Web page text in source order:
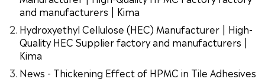
and manufacturers | Kima
Hydroxyethyl Cellulose (HEC) Manufacturer | High-
Quality HEC Supplier factory and manufacturers |
Kima
News - Thickening Effect of HPMC in Tile Adhesives